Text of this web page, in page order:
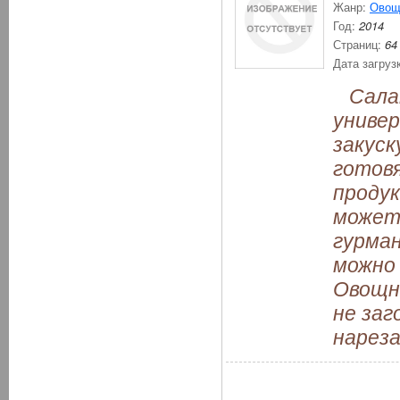
Жанр:
Год: 2014
Страниц: 64
Дата
может
не